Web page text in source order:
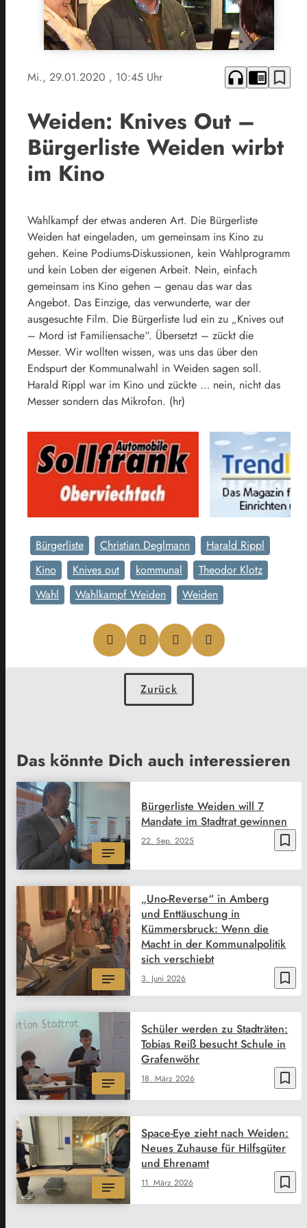
Mi., 29.01.2020 , 10:45 Uhr headphones chrome_reader_mode bookmark_border
Weiden: Knives Out –
Bürgerliste Weiden wirbt
im Kino
Wahlkampf der etwas anderen Art. Die Bürgerliste
Weiden hat eingeladen, um gemeinsam ins Kino zu
gehen. Keine Podiums-Diskussionen, kein Wahlprogramm
und kein Loben der eigenen Arbeit. Nein, einfach
gemeinsam ins Kino gehen – genau das war das
Angebot. Das Einzige, das verwunderte, war der
ausgesuchte Film. Die Bürgerliste lud ein zu „Knives out
– Mord ist Familiensache“. Übersetzt – zückt die
Messer. Wir wollten wissen, was uns das über den
Endspurt der Kommunalwahl in Weiden sagen soll.
Harald Rippl war im Kino und zückte … nein, nicht das
Messer sondern das Mikrofon. (hr)
Bürgerliste Christian Deglmann
Harald Rippl
Kino
Knives out kommunal
Theodor Klotz
Wahl
Wahlkampf Weiden Weiden
Zurück
Das könnte Dich auch interessieren
bookmark_border
22. Sep. 2025
Bürgerliste Weiden will 7
Mandate im Stadtrat gewinnen
bookmark_border
3. Juni 2026
„Uno-Reverse“ in Amberg
und Enttäuschung in
Kümmersbruck: Wenn die
Macht in der Kommunalpolitik
sich verschiebt
bookmark_border
18. März 2026
Schüler werden zu Stadträten:
Tobias Reiß besucht Schule in
Grafenwöhr
bookmark_border
11. März 2026
Space-Eye zieht nach Weiden:
Neues Zuhause für Hilfsgüter
und Ehrenamt